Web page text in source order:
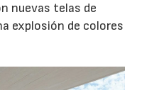
nuevas telas de
explosión de colores